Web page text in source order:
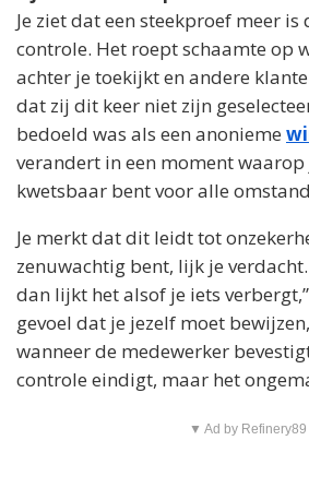
Je ziet dat een steekproef meer
controle. Het roept schaamte op
achter je toekijkt en andere
dat zij dit keer niet zijn
bedoeld was als een anonieme
verandert in een moment
kwetsbaar bent voor alle
Je merkt dat dit leidt tot
zenuwachtig bent, lijk je verdacht.
dan lijkt het alsof je iets
gevoel dat je jezelf moet
wanneer de medewerker
controle eindigt, maar het
▼ Ad by Refinery89